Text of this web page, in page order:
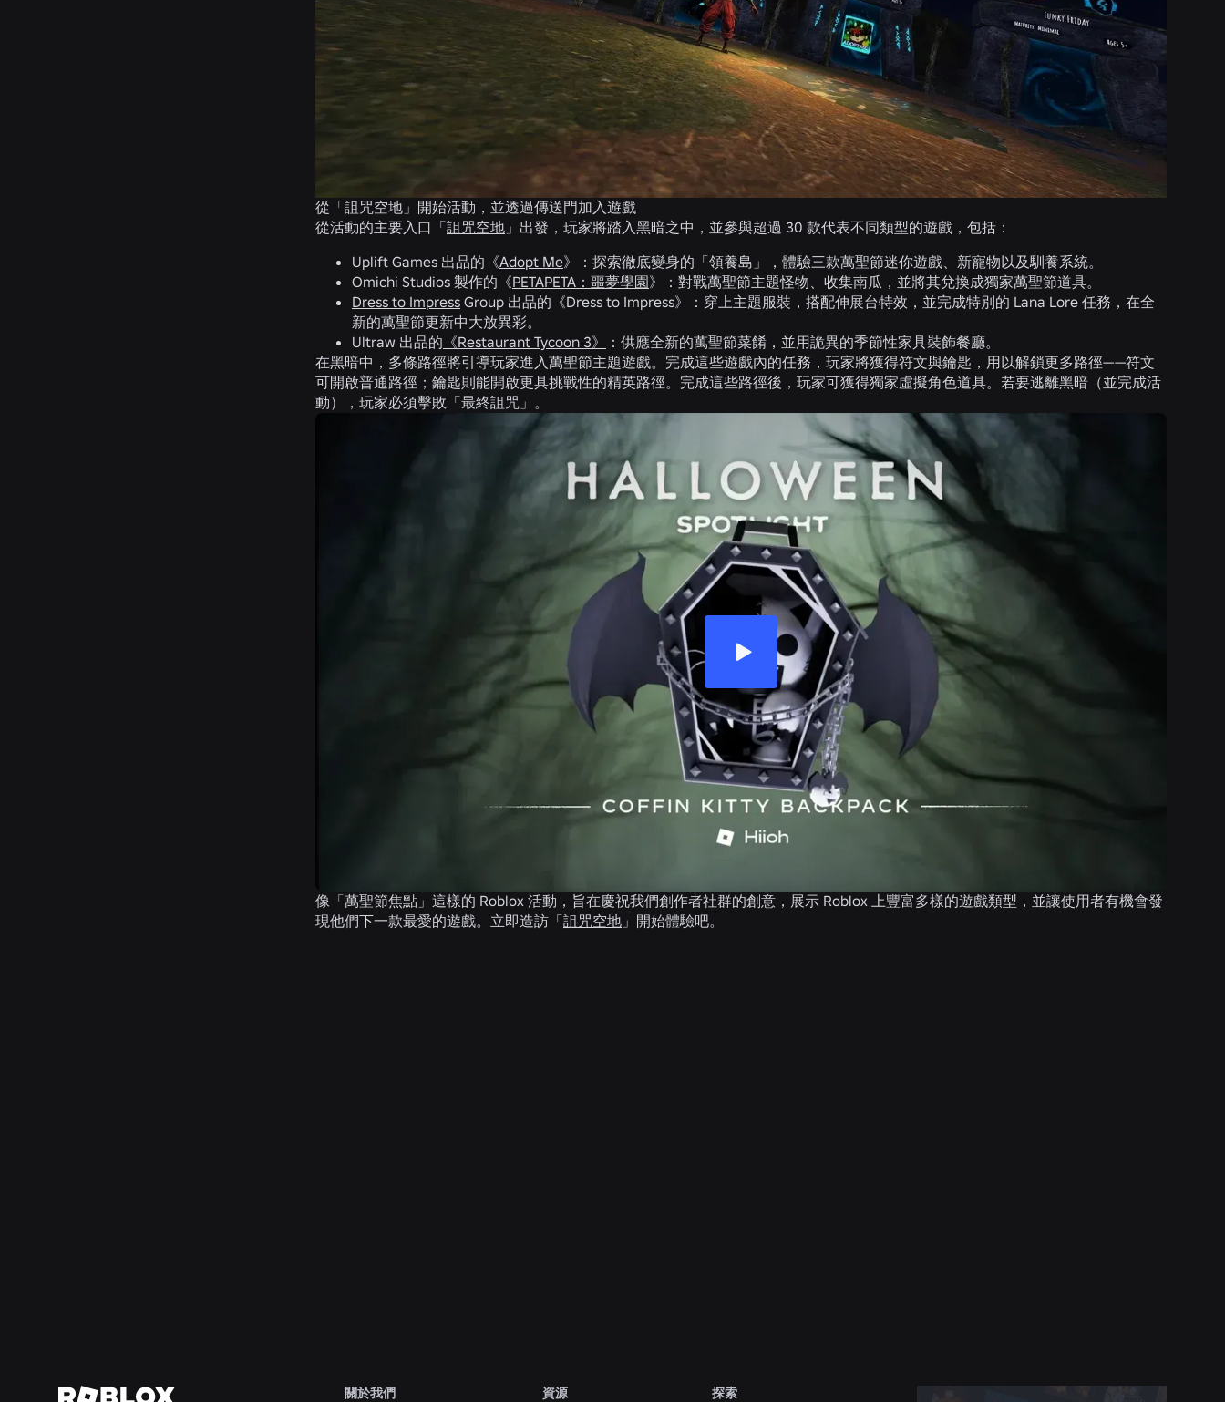
從「詛咒空地」開始活動，並透過傳送門加入遊戲
從活動的主要入口「詛咒空地 」出發，玩家將踏入黑暗之中，並參與超過 30 款代表不同類型的遊戲，包括：
Uplift Games 出品的《Adopt Me》：探索徹底變身的「領養島」，體驗三款萬聖節迷你遊戲、新寵物以及馴養系統。
Omichi Studios 製作的《PETAPETA：噩夢學園》：對戰萬聖節主題怪物、收集南瓜，並將其兌換成獨家萬聖節道具。
Dress to Impress Group 出品的《Dress to Impress》：穿上主題服裝，搭配伸展台特效，並完成特別的 Lana Lore 任務，在全
新的萬聖節更新中大放異彩。
Ultraw 出品的 《Restaurant Tycoon 3》
：供應全新的萬聖節菜餚，並用詭異的季節性家具裝飾餐廳。
在黑暗中，多條路徑將引導玩家進入萬聖節主題遊戲。完成這些遊戲內的任務，玩家將獲得符文與鑰匙，用以解鎖更多路徑——符文
可開啟普通路徑；鑰匙則能開啟更具挑戰性的精英路徑。完成這些路徑後，玩家可獲得獨家虛擬角色道具。若要逃離黑暗（並完成活
動），玩家必須擊敗「最終詛咒」。
像「萬聖節焦點」這樣的 Roblox 活動，旨在慶祝我們創作者社群的創意，展示 Roblox 上豐富多樣的遊戲類型，並讓使用者有機會發
現他們下一款最愛的遊戲。立即造訪「詛咒空地 」開始體驗吧。
關於我們 資源 探索